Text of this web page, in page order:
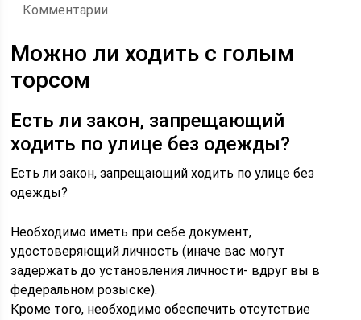
Комментарии
Можно ли ходить с голым
торсом
Есть ли закон, запрещающий
ходить по улице без одежды?
Есть ли закон, запрещающий ходить по улице без
одежды?
Необходимо иметь при себе документ,
удостоверяющий личность (иначе вас могут
задержать до установления личности- вдруг вы в
федеральном розыске).
Кроме того, необходимо обеспечить отсутствие